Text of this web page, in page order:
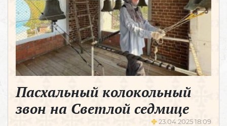
Пасхальный колокольный
звон на Светлой седмице
23.04.2025 18:09